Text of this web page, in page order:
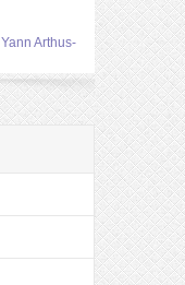
Yann Arthus-